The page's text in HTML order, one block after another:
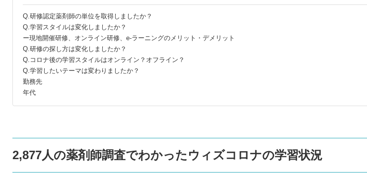
Q.研修認定薬剤師の単位を取得しましたか？
Q.学習スタイルは変化しましたか？
ー現地開催研修、オンライン研修、e-ラーニングのメリット・デメリット
Q.研修の探し方は変化しましたか？
Q.コロナ後の学習スタイルはオンライン？オフライン？
Q.学習したいテーマは変わりましたか？
勤務先
年代
2,877人の薬剤師調査でわかったウィズコロナの学習状況